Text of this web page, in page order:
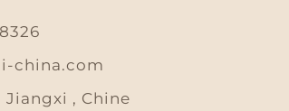
china.com
Jiangxi , Chine